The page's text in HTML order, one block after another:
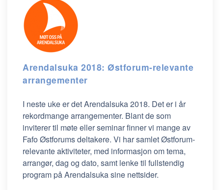
Arendalsuka 2018: Østforum-relevante
arrangementer
I neste uke er det Arendalsuka 2018. Det er i år
rekordmange arrangementer. Blant de som
inviterer til møte eller seminar finner vi mange av
Fafo Østforums deltakere. Vi har samlet Østforum-
relevante aktiviteter, med informasjon om tema,
arrangør, dag og dato, samt lenke til fullstendig
program på Arendalsuka sine nettsider.